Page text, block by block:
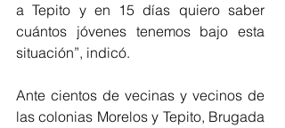
a Tepito y en 15 días quiero saber
cuántos jóvenes tenemos bajo esta
situación”, indicó.
Ante cientos de vecinas y vecinos de
las colonias Morelos y Tepito, Brugada